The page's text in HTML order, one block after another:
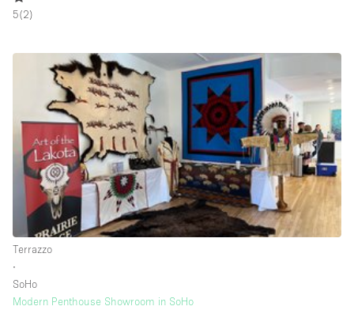
Ampia Porta d'Ingresso
Animals Friendly
Aria condizionata
Arredamento
Ascensore
Attaccapanni
Attrezzature da ufficio
Banconi
5(2)
Terrazzo
∙
SoHo
Modern Penthouse Showroom in SoHo